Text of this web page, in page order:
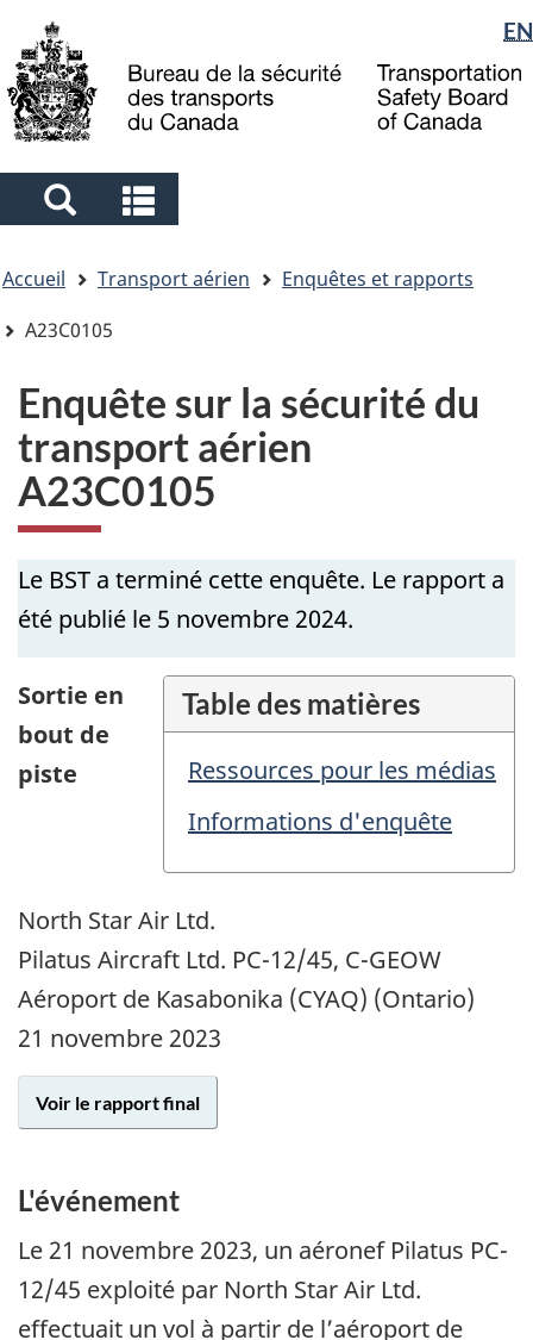
to
main
to
"About
government"
à
la
Sélection
de
la
langue
EN
Search
and
menus
and
menus
êtes
ici
Accueil Transport aérien
Enquêtes et rapports
A23C0105
Enquête sur la sécurité du
transport aérien
A23C0105
Le BST a terminé cette enquête. Le rapport a
été publié le 5 novembre 2024.
Table des matières
Ressources pour les médias
Informations d'enquête
Sortie en
bout de
piste
North Star Air Ltd.
Pilatus Aircraft Ltd. PC-12/45, C-GEOW
Aéroport de Kasabonika (CYAQ) (Ontario)
21 novembre 2023
Voir le rapport final
L'événement
Le 21 novembre 2023, un aéronef Pilatus PC-
12/45 exploité par North Star Air Ltd.
effectuait un vol à partir de l’aéroport de